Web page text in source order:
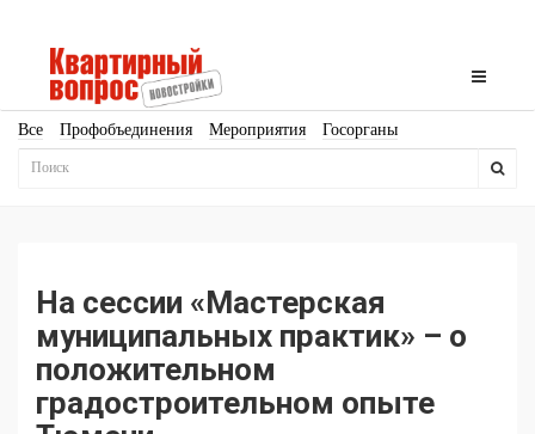
Все Профобъединения Мероприятия Госорганы
Новостройки
Ещё
На сессии «Мастерская
муниципальных практик» – о
положительном
градостроительном опыте